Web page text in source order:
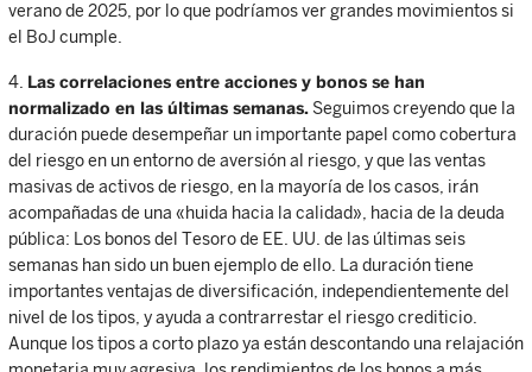
verano de 2025, por lo que podríamos ver grandes movimientos si
el BoJ cumple.
4. Las correlaciones entre acciones y bonos se han
normalizado en las últimas semanas. Seguimos creyendo que la
duración puede desempeñar un importante papel como cobertura
del riesgo en un entorno de aversión al riesgo, y que las ventas
masivas de activos de riesgo, en la mayoría de los casos, irán
acompañadas de una «huida hacia la calidad», hacia de la deuda
pública: Los bonos del Tesoro de EE. UU. de las últimas seis
semanas han sido un buen ejemplo de ello. La duración tiene
importantes ventajas de diversificación, independientemente del
nivel de los tipos, y ayuda a contrarrestar el riesgo crediticio.
Aunque los tipos a corto plazo ya están descontando una relajación